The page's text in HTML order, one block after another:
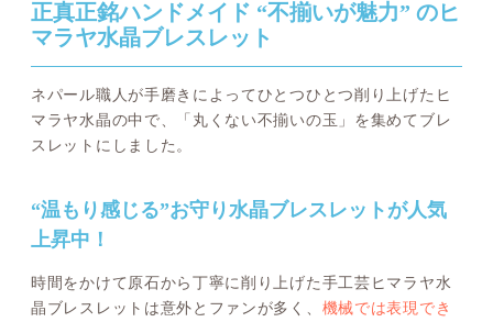
正真正銘ハンドメイド “不揃いが魅力” のヒ
マラヤ水晶ブレスレット
ネパール職人が手磨きによってひとつひとつ削り上げたヒ
マラヤ水晶の中で、「丸くない不揃いの玉」を集めてブレ
スレットにしました。
“温もり感じる”お守り水晶ブレスレットが人気
上昇中！
時間をかけて原石から丁寧に削り上げた手工芸ヒマラヤ水
晶ブレスレットは意外とファンが多く、 機械では表現でき